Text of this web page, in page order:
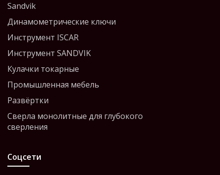
Sandvik
Динамометрические ключи
Инструмент ISCAR
Инструмент SANDVIK
Кулачки токарные
Промышленная мебель
Развёртки
Сверла монолитные для глубокого
сверления
Соцсети